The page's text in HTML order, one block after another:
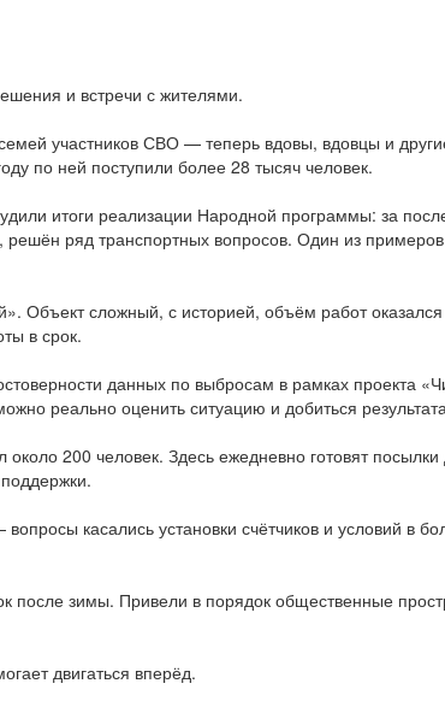
и встречи с жителями.
участников СВО — теперь вдовы, вдовцы и
по ней поступили более 28 тысяч человек.
итоги реализации Народной программы: за
ряд транспортных вопросов. Один из
Объект сложный, с историей, объём работ
в срок.
данных по выбросам в рамках проекта
реально оценить ситуацию и добиться
200 человек. Здесь ежедневно готовят
касались установки счётчиков и условий в
после зимы. Привели в порядок общественные
двигаться вперёд.